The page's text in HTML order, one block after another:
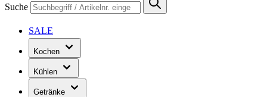
Suche
SALE
Kochen
Kühlen
Getränke